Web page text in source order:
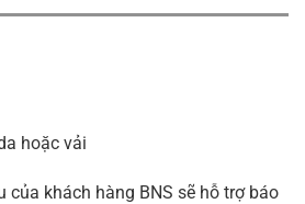
hoặc vải
của khách hàng BNS sẽ hỗ trợ báo